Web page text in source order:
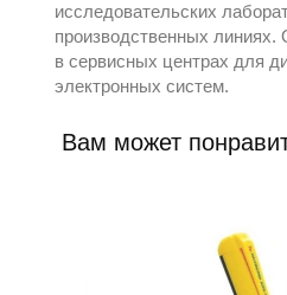
исследовательских
производственных линиях.
в сервисных центрах для
электронных систем.
Вам может